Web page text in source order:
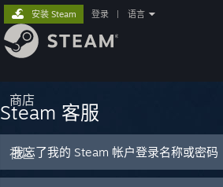
商店
社区
安装 Steam 登录 语言
Steam 客服
我忘了我的 Steam 帐户登录名称或密码